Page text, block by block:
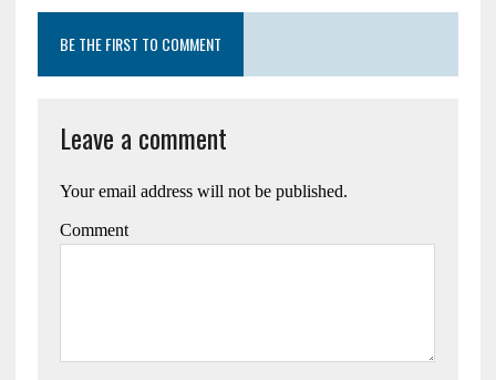
BE THE FIRST TO COMMENT
Leave a comment
Your email address will not be published.
Comment